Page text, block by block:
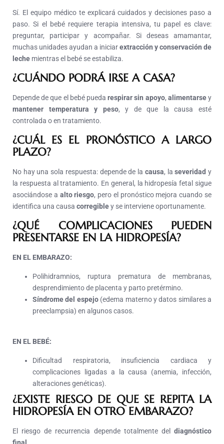
Sí. El equipo médico te explicará cuidados y decisiones paso a
paso. Si el bebé requiere terapia intensiva, tu papel es clave:
preguntar, participar y acompañar. Si deseas amamantar,
muchas unidades ayudan a iniciarextracción y conservación de
leche mientras el bebé se estabiliza.
¿CUÁNDO PODRÁ IRSE A CASA?
Depende de que el bebé puedarespirar sin apoyo, alimentarsey
mantener temperatura y peso, y de que la causa esté
controlada o en tratamiento.
¿CUÁL ES EL PRONÓSTICO A LARGO
PLAZO?
No hay una sola respuesta: depende de la causa, laseveridad y
la respuesta al tratamiento. En general, la hidropesía fetal sigue
asociándose a alto riesgo, pero el pronóstico mejora cuando se
identifica una causa corregibley se interviene oportunamente.
¿QUÉ COMPLICACIONES PUEDEN
PRESENTARSE EN LA HIDROPESÍA?
EN EL EMBARAZO:
Polihidramnios, ruptura prematura de membranas,
desprendimiento de placenta y parto pretérmino.
Síndrome del espejo(edema materno y datos similares a
preeclampsia) en algunos casos.
EN EL BEBÉ:
Dificultad respiratoria, insuficiencia cardiaca y
complicaciones ligadas a la causa (anemia, infección,
alteraciones genéticas).
¿EXISTE RIESGO DE QUE SE REPITA LA
HIDROPESÍA EN OTRO EMBARAZO?
El riesgo de recurrencia depende totalmente del diagnóstico